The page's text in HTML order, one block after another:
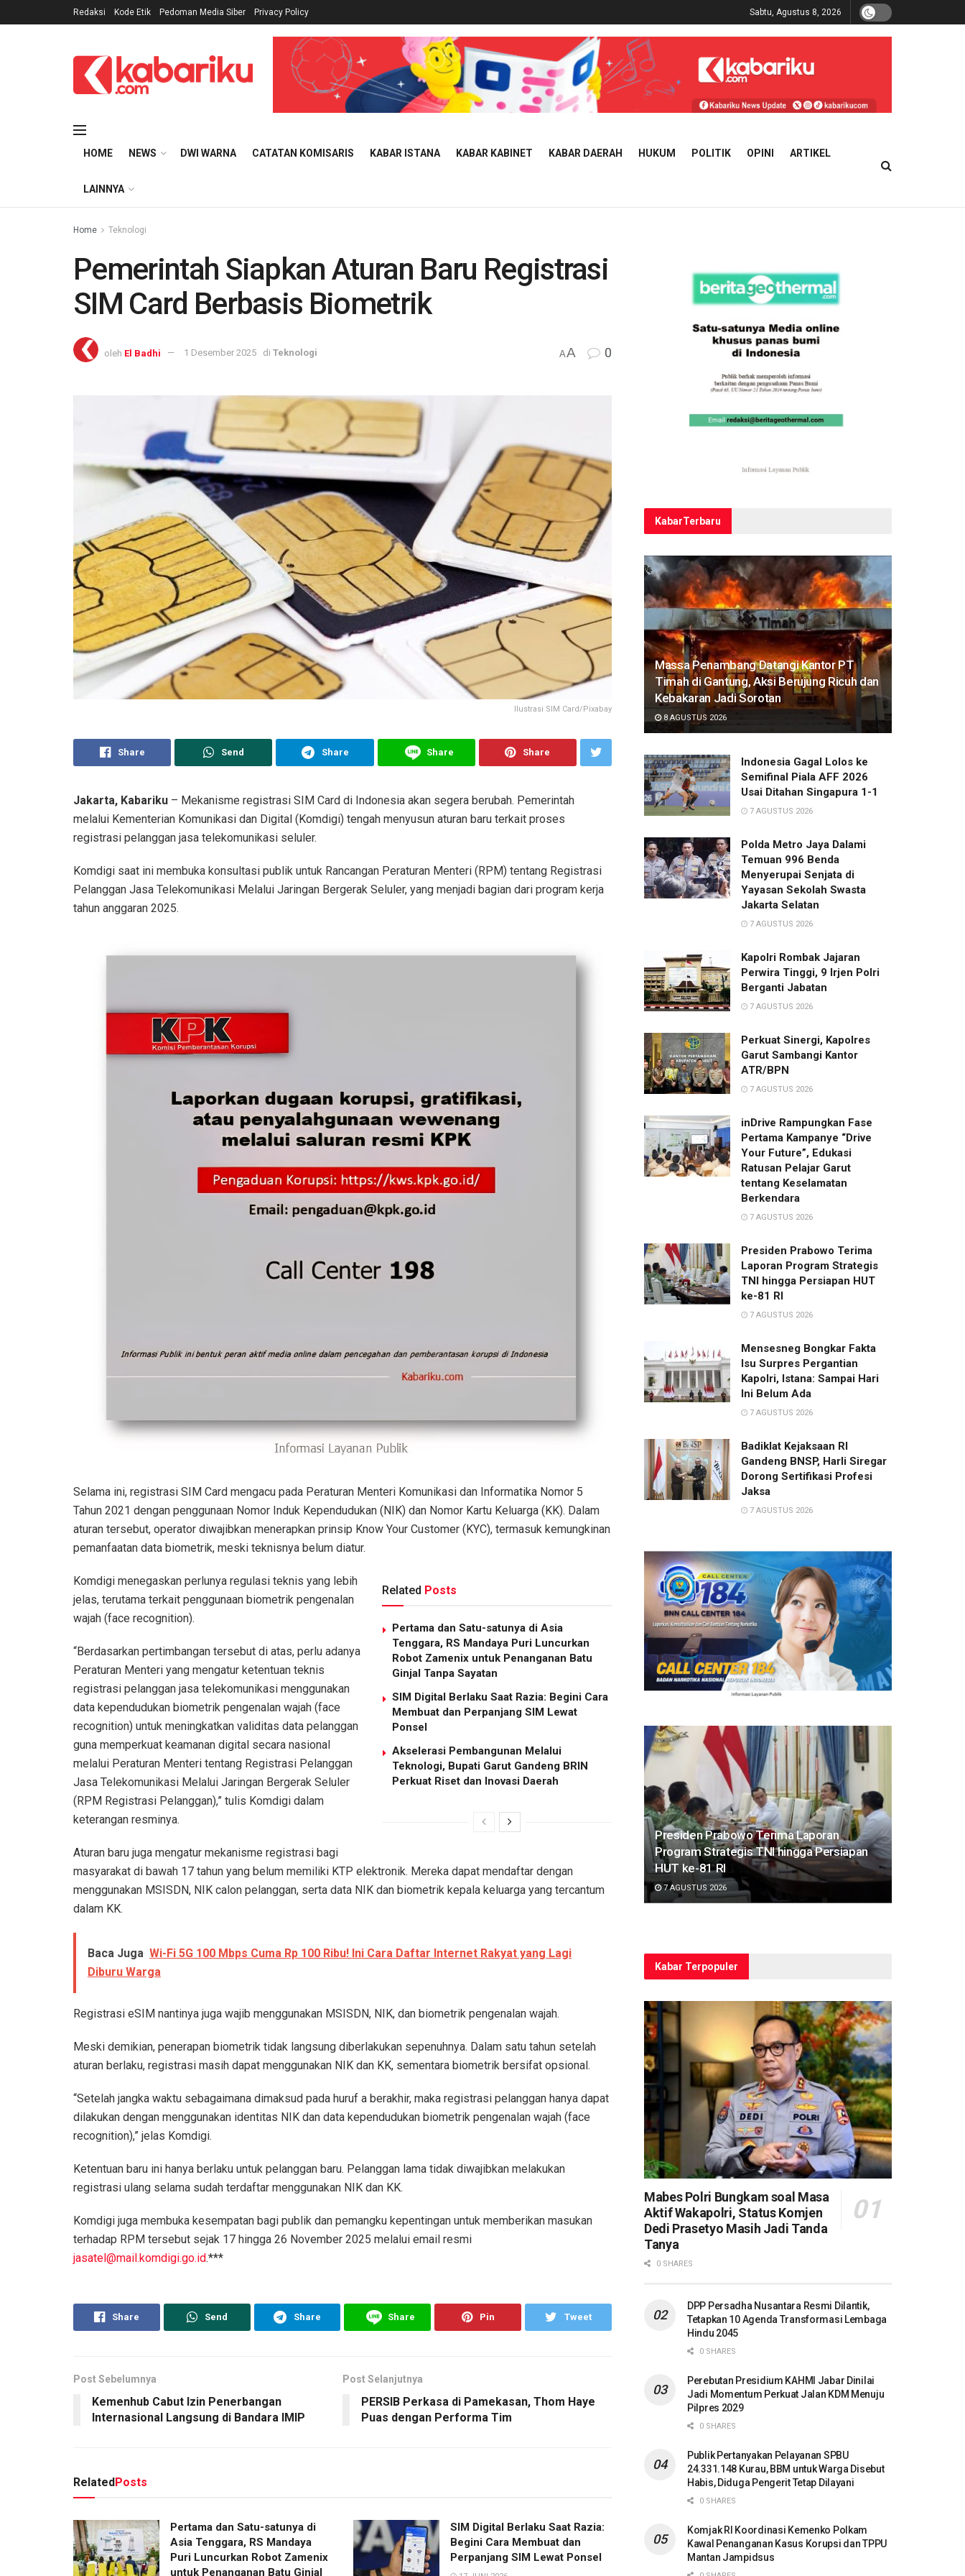
Redaksi Kode Etik Pedoman Media Siber Privacy Policy Sabtu, Agustus 8, 2026
HOME NEWS DWI WARNA CATATAN KOMISARIS KABAR ISTANA KABAR KABINET KABAR DAERAH HUKUM POLITIK OPINI ARTIKEL
LAINNYA
Home Teknologi
Pemerintah Siapkan Aturan Baru Registrasi
SIM Card Berbasis Biometrik
oleh El Badhi 1 Desember 2025 di Teknologi AA 0
Ilustrasi SIM Card/Pixabay
Share Send Share Share Share
Jakarta, Kabariku – Mekanisme registrasi SIM Card di Indonesia akan segera berubah. Pemerintah
melalui Kementerian Komunikasi dan Digital (Komdigi) tengah menyusun aturan baru terkait proses
registrasi pelanggan jasa telekomunikasi seluler.
Komdigi saat ini membuka konsultasi publik untuk Rancangan Peraturan Menteri (RPM) tentang Registrasi
Pelanggan Jasa Telekomunikasi Melalui Jaringan Bergerak Seluler, yang menjadi bagian dari program kerja
tahun anggaran 2025.
Selama ini, registrasi SIM Card mengacu pada Peraturan Menteri Komunikasi dan Informatika Nomor 5
Tahun 2021 dengan penggunaan Nomor Induk Kependudukan (NIK) dan Nomor Kartu Keluarga (KK). Dalam
aturan tersebut, operator diwajibkan menerapkan prinsip Know Your Customer (KYC), termasuk kemungkinan
pemanfaatan data biometrik, meski teknisnya belum diatur.
Related Posts
Pertama dan Satu-satunya di Asia
Tenggara, RS Mandaya Puri Luncurkan
Robot Zamenix untuk Penanganan Batu
Ginjal Tanpa Sayatan
SIM Digital Berlaku Saat Razia: Begini Cara
Membuat dan Perpanjang SIM Lewat
Ponsel
Akselerasi Pembangunan Melalui
Teknologi, Bupati Garut Gandeng BRIN
Perkuat Riset dan Inovasi Daerah
Komdigi menegaskan perlunya regulasi teknis yang lebih
jelas, terutama terkait penggunaan biometrik pengenalan
wajah (face recognition).
“Berdasarkan pertimbangan tersebut di atas, perlu adanya
Peraturan Menteri yang mengatur ketentuan teknis
registrasi pelanggan jasa telekomunikasi menggunakan
data kependudukan biometrik pengenalan wajah (face
recognition) untuk meningkatkan validitas data pelanggan
guna memperkuat keamanan digital secara nasional
melalui Peraturan Menteri tentang Registrasi Pelanggan
Jasa Telekomunikasi Melalui Jaringan Bergerak Seluler
(RPM Registrasi Pelanggan),” tulis Komdigi dalam
keterangan resminya.
Aturan baru juga mengatur mekanisme registrasi bagi
masyarakat di bawah 17 tahun yang belum memiliki KTP elektronik. Mereka dapat mendaftar dengan
menggunakan MSISDN, NIK calon pelanggan, serta data NIK dan biometrik kepala keluarga yang tercantum
dalam KK.
Baca Juga Wi-Fi 5G 100 Mbps Cuma Rp 100 Ribu! Ini Cara Daftar Internet Rakyat yang Lagi
Diburu Warga
Registrasi eSIM nantinya juga wajib menggunakan MSISDN, NIK, dan biometrik pengenalan wajah.
Meski demikian, penerapan biometrik tidak langsung diberlakukan sepenuhnya. Dalam satu tahun setelah
aturan berlaku, registrasi masih dapat menggunakan NIK dan KK, sementara biometrik bersifat opsional.
“Setelah jangka waktu sebagaimana dimaksud pada huruf a berakhir, maka registrasi pelanggan hanya dapat
dilakukan dengan menggunakan identitas NIK dan data kependudukan biometrik pengenalan wajah (face
recognition),” jelas Komdigi.
Ketentuan baru ini hanya berlaku untuk pelanggan baru. Pelanggan lama tidak diwajibkan melakukan
registrasi ulang selama sudah terdaftar menggunakan NIK dan KK.
Komdigi juga membuka kesempatan bagi publik dan pemangku kepentingan untuk memberikan masukan
terhadap RPM tersebut sejak 17 hingga 26 November 2025 melalui email resmi
jasatel@mail.komdigi.go.id.***
Share Send Share Share Pin Tweet
Post Sebelumnya
Kemenhub Cabut Izin Penerbangan
Internasional Langsung di Bandara IMIP
Post Selanjutnya
PERSIB Perkasa di Pamekasan, Thom Haye
Puas dengan Performa Tim
RelatedPosts
Pertama dan Satu-satunya di
Asia Tenggara, RS Mandaya
Puri Luncurkan Robot Zamenix
untuk Penanganan Batu Ginjal
SIM Digital Berlaku Saat Razia:
Begini Cara Membuat dan
Perpanjang SIM Lewat Ponsel
KabarTerbaru
Massa Penambang Datangi Kantor PT
Timah di Gantung, Aksi Berujung Ricuh dan
Kebakaran Jadi Sorotan
8 AGUSTUS 2026
Indonesia Gagal Lolos ke
Semifinal Piala AFF 2026
Usai Ditahan Singapura 1-1
7 AGUSTUS 2026
Polda Metro Jaya Dalami
Temuan 996 Benda
Menyerupai Senjata di
Yayasan Sekolah Swasta
Jakarta Selatan
7 AGUSTUS 2026
Kapolri Rombak Jajaran
Perwira Tinggi, 9 Irjen Polri
Berganti Jabatan
7 AGUSTUS 2026
Perkuat Sinergi, Kapolres
Garut Sambangi Kantor
ATR/BPN
7 AGUSTUS 2026
inDrive Rampungkan Fase
Pertama Kampanye “Drive
Your Future”, Edukasi
Ratusan Pelajar Garut
tentang Keselamatan
Berkendara
7 AGUSTUS 2026
Presiden Prabowo Terima
Laporan Program Strategis
TNI hingga Persiapan HUT
ke-81 RI
7 AGUSTUS 2026
Mensesneg Bongkar Fakta
Isu Surpres Pergantian
Kapolri, Istana: Sampai Hari
Ini Belum Ada
7 AGUSTUS 2026
Badiklat Kejaksaan RI
Gandeng BNSP, Harli Siregar
Dorong Sertifikasi Profesi
Jaksa
7 AGUSTUS 2026
Presiden Prabowo Terima Laporan
Program Strategis TNI hingga Persiapan
HUT ke-81 RI
7 AGUSTUS 2026
Kabar Terpopuler
Mabes Polri Bungkam soal Masa
Aktif Wakapolri, Status Komjen
Dedi Prasetyo Masih Jadi Tanda
Tanya
0 SHARES
DPP Persadha Nusantara Resmi Dilantik,
Tetapkan 10 Agenda Transformasi Lembaga
Hindu 2045
0 SHARES
Perebutan Presidium KAHMI Jabar Dinilai
Jadi Momentum Perkuat Jalan KDM Menuju
Pilpres 2029
0 SHARES
Publik Pertanyakan Pelayanan SPBU
24.331.148 Kurau, BBM untuk Warga Disebut
Habis, Diduga Pengerit Tetap Dilayani
0 SHARES
Komjak RI Koordinasi Kemenko Polkam
Kawal Penanganan Kasus Korupsi dan TPPU
Mantan Jampidsus